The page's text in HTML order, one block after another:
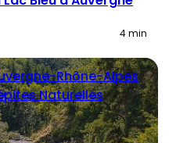
4 min
Rhône-Alpes
Naturelles